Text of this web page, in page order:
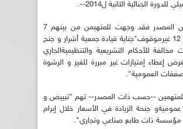
للدورة الجنائية الثانية ل2014--.
وحسب نفس المصدر فقد وجهت للمتهيمن من بينهم 7
موقوفين و 12 غيرموقوف"جناية قيادة جمعية أشرار و جنح
مخالفة للأحكام التشريعية والتنظيميةالجاري
إعطاء إمتيازات غير مبررة للغير و الرشوة
العمومية".
--حسب ذات المصدر-- تهم "تبييض و
عموميةو جنحة الزيادة في الأسعار خلال إبرام
ذات طابع صناعي وتجاري".